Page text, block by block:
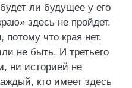
ли будущее у его
здесь не пройдет.
потому что края нет.
не быть. И третьего
ни историей не
кто имеет здесь